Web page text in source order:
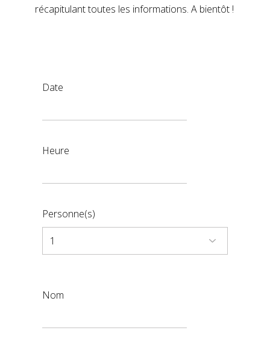
récapitulant toutes les informations. A bientôt !
Date
Heure
Personne(s)
Nom